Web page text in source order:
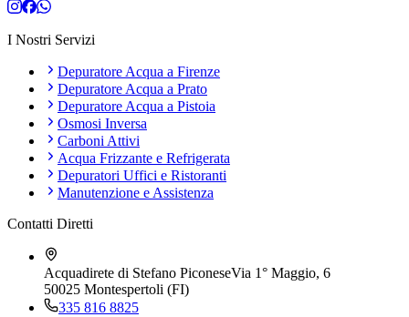
I Nostri Servizi
Depuratore Acqua a Firenze
Depuratore Acqua a Prato
Depuratore Acqua a Pistoia
Osmosi Inversa
Carboni Attivi
Acqua Frizzante e Refrigerata
Depuratori Uffici e Ristoranti
Manutenzione e Assistenza
Contatti Diretti
Acquadirete di Stefano PiconeseVia 1° Maggio, 6
50025 Montespertoli (FI)
335 816 8825